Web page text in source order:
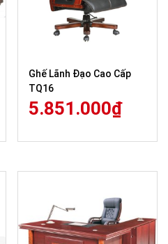
Ghế Lãnh Đạo Cao Cấp
TQ16
5.851.000₫